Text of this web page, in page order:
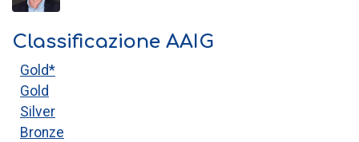
Classificazione AAIG
Gold*
Gold
Silver
Bronze